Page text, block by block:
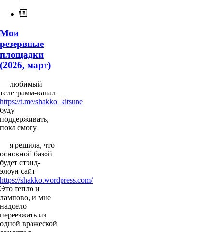
Мои
резервные
площадки
(2026, март)
— любимый
телеграмм-канал
https://t.me/shakko_kitsune
буду
поддерживать,
пока смогу
— я решила, что
основной базой
будет стэнд-
элоун сайт
https://shakko.wordpress.com/
Это тепло и
лампово, и мне
надоело
переезжать из
одной вражеской